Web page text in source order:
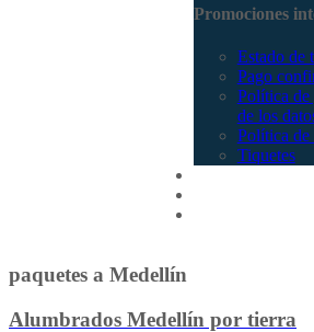
Promociones
Estado de
Pago
Política
de los
Política de
Tiquetes
paquetes a Medellín
Alumbrados Medellín por tierra